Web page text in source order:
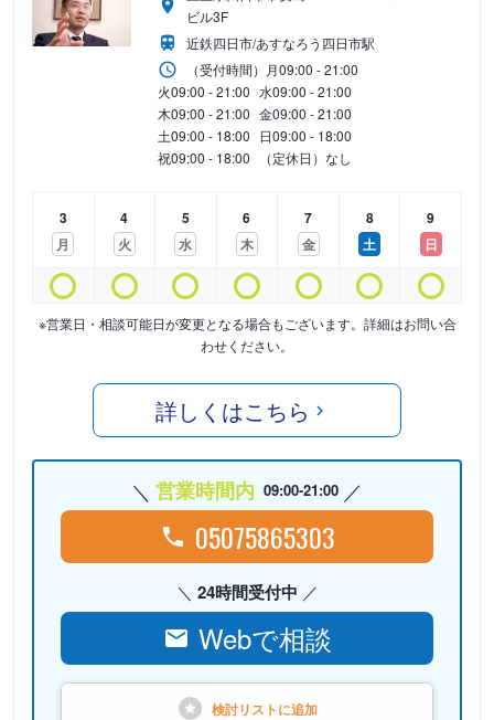
ビル3F
近鉄四日市/あすなろう四日市駅
（受付時間） 月09:00 - 21:00
火09:00 - 21:00 水09:00 - 21:00
木09:00 - 21:00 金09:00 - 21:00
土09:00 - 18:00 日09:00 - 18:00
祝09:00 - 18:00 （定休日）なし
3
月
4
火
5
水
6
木
7
金
8
土
9
日
※営業日・相談可能日が変更となる場合もございます。詳細はお問い合
わせください。
詳しくはこちら
営業時間内 09:00-21:00
05075865303
24時間受付中
Webで相談
検討リストに追加